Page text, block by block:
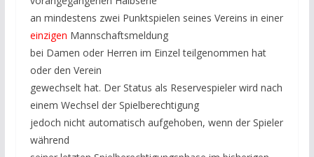
an mindestens zwei Punktspielen seines Vereins in einer
einzigen Mannschaftsmeldung
bei Damen oder Herren im Einzel teilgenommen hat
oder den Verein
gewechselt hat. Der Status als Reservespieler wird nach
einem Wechsel der Spielberechtigung
jedoch nicht automatisch aufgehoben, wenn der Spieler
während